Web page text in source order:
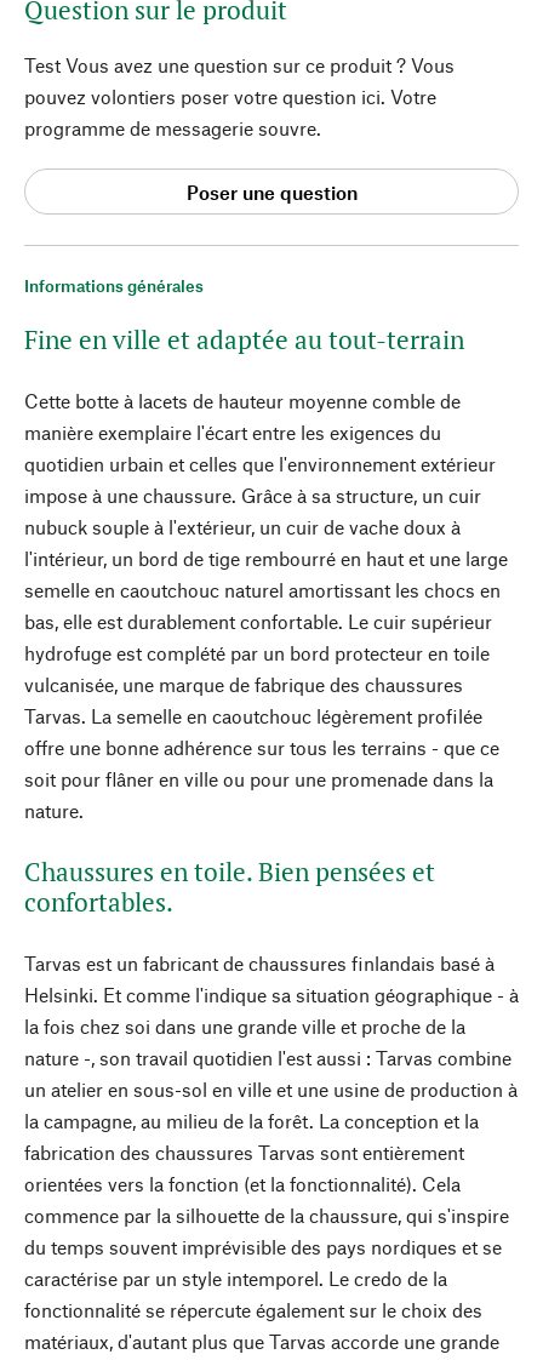
Informations générales
Fine en ville et adaptée au tout-terrain
Cette botte à lacets de hauteur moyenne comble de
manière exemplaire l'écart entre les exigences du
quotidien urbain et celles que l'environnement extérieur
impose à une chaussure. Grâce à sa structure, un cuir
nubuck souple à l'extérieur, un cuir de vache doux à
l'intérieur, un bord de tige rembourré en haut et une large
semelle en caoutchouc naturel amortissant les chocs en
bas, elle est durablement confortable. Le cuir supérieur
hydrofuge est complété par un bord protecteur en toile
vulcanisée, une marque de fabrique des chaussures
Tarvas. La semelle en caoutchouc légèrement profilée
offre une bonne adhérence sur tous les terrains - que ce
soit pour flâner en ville ou pour une promenade dans la
nature.
Chaussures en toile. Bien pensées et
confortables.
Tarvas est un fabricant de chaussures finlandais basé à
Helsinki. Et comme l'indique sa situation géographique - à
la fois chez soi dans une grande ville et proche de la
nature -, son travail quotidien l'est aussi : Tarvas combine
un atelier en sous-sol en ville et une usine de production à
la campagne, au milieu de la forêt. La conception et la
fabrication des chaussures Tarvas sont entièrement
orientées vers la fonction (et la fonctionnalité). Cela
commence par la silhouette de la chaussure, qui s'inspire
du temps souvent imprévisible des pays nordiques et se
caractérise par un style intemporel. Le credo de la
fonctionnalité se répercute également sur le choix des
matériaux, d'autant plus que Tarvas accorde une grande
Question sur le produit
Test Vous avez une question sur ce produit ? Vous
pouvez volontiers poser votre question ici. Votre
programme de messagerie souvre.
Poser une question